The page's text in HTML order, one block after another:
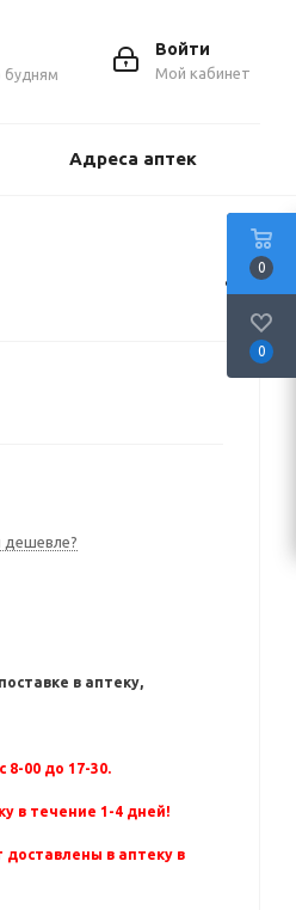
Войти
Мой кабинет
будням
Адреса аптек
в аптеку,
8-00 до 17-30.
в течение 1-4 дней!
в аптеку в
0
0